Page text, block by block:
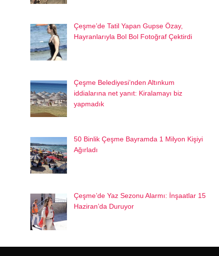
Çeşme’de Tatil Yapan Gupse Özay,
Hayranlarıyla Bol Bol Fotoğraf Çektirdi
Çeşme Belediyesi’nden Altınkum
iddialarına net yanıt: Kiralamayı biz
yapmadık
50 Binlik Çeşme Bayramda 1 Milyon Kişiyi
Ağırladı
Çeşme’de Yaz Sezonu Alarmı: İnşaatlar 15
Haziran’da Duruyor